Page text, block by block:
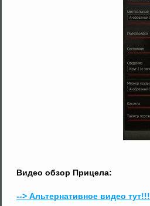
Видео обзор Прицела:
--> Альтернативное видео тут!!!